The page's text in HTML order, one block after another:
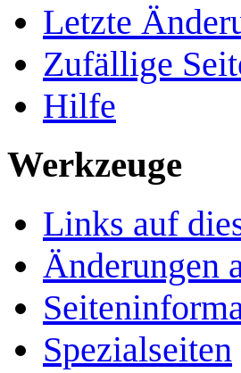
Letzte
Zufällige
Hilfe
Werkzeuge
Links auf
Änderungen
Spezialseiten